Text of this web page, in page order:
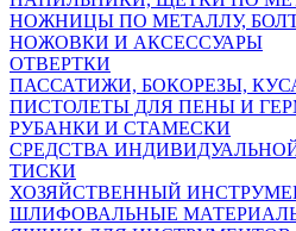
НОЖНИЦЫ ПО МЕТАЛЛУ,
НОЖОВКИ И АКСЕССУАРЫ
ОТВЕРТКИ
ПАССАТИЖИ, БОКОРЕЗЫ,
ПИСТОЛЕТЫ ДЛЯ ПЕНЫ И
РУБАНКИ И СТАМЕСКИ
СРЕДСТВА
ТИСКИ
ХОЗЯЙСТВЕННЫЙ
ШЛИФОВАЛЬНЫЕ